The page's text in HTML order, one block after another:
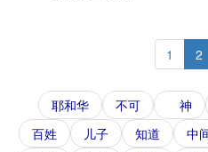
1 2
耶和华 不可 神
百姓
儿子 知道 中